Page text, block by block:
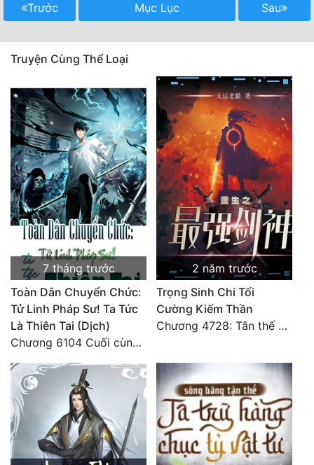
Trước Mục Lục Sau
Truyện Cùng Thể Loại
7 tháng trước
Toàn Dân Chuyển Chức:
Tử Linh Pháp Sư! Ta Tức
Là Thiên Tai (Dịch)
Chương 6104 Cuối cùng (HẾT)
2 năm trước
Trọng Sinh Chi Tối
Cường Kiếm Thần
Chương 4728: Tân thế giới (đại kết cục) (10)